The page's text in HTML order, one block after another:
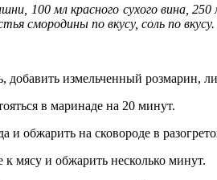
100 мл красного сухого вина, 250
смородины по вкусу, соль по вкусу.
измельченный розмарин,
в маринаде на 20 минут.
и обжарить на сковороде в
к мясу и обжарить несколько минут.